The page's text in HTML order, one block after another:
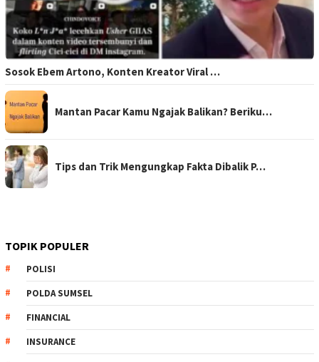
Sosok Ebem Artono, Konten Kreator Viral …
Mantan Pacar Kamu Ngajak Balikan? Beriku…
Tips dan Trik Mengungkap Fakta Dibalik P…
TOPIK POPULER
POLISI
POLDA SUMSEL
FINANCIAL
INSURANCE